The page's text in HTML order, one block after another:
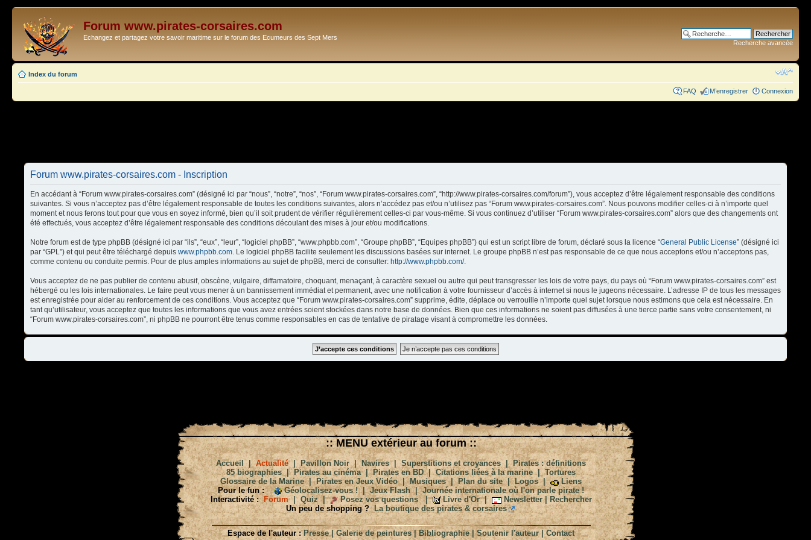
Forum www.pirates-corsaires.com
Echangez et partagez votre savoir maritime sur le forum des Ecumeurs des Sept Mers
Recherche avancée
Index du forum
FAQ M’enregistrer Connexion
Forum www.pirates-corsaires.com - Inscription
En accédant à “Forum www.pirates-corsaires.com” (désigné ici par “nous”, “notre”, “nos”, “Forum www.pirates-corsaires.com”, “http://www.pirates-corsaires.com/forum”), vous acceptez d’être légalement responsable des conditions
suivantes. Si vous n’acceptez pas d’être légalement responsable de toutes les conditions suivantes, alors n’accédez pas et/ou n’utilisez pas “Forum www.pirates-corsaires.com”. Nous pouvons modifier celles-ci à n’importe quel
moment et nous ferons tout pour que vous en soyez informé, bien qu’il soit prudent de vérifier régulièrement celles-ci par vous-même. Si vous continuez d’utiliser “Forum www.pirates-corsaires.com” alors que des changements ont
été effectués, vous acceptez d’être légalement responsable des conditions découlant des mises à jour et/ou modifications.
Notre forum est de type phpBB (désigné ici par “ils”, “eux”, “leur”, “logiciel phpBB”, “www.phpbb.com”, “Groupe phpBB”, “Equipes phpBB”) qui est un script libre de forum, déclaré sous la licence “General Public License” (désigné ici
par “GPL”) et qui peut être téléchargé depuis www.phpbb.com. Le logiciel phpBB facilite seulement les discussions basées sur internet. Le groupe phpBB n’est pas responsable de ce que nous acceptons et/ou n’acceptons pas,
comme contenu ou conduite permis. Pour de plus amples informations au sujet de phpBB, merci de consulter: http://www.phpbb.com/.
Vous acceptez de ne pas publier de contenu abusif, obscène, vulgaire, diffamatoire, choquant, menaçant, à caractère sexuel ou autre qui peut transgresser les lois de votre pays, du pays où “Forum www.pirates-corsaires.com” est
hébergé ou les lois internationales. Le faire peut vous mener à un bannissement immédiat et permanent, avec une notification à votre fournisseur d’accès à internet si nous le jugeons nécessaire. L’adresse IP de tous les messages
est enregistrée pour aider au renforcement de ces conditions. Vous acceptez que “Forum www.pirates-corsaires.com” supprime, édite, déplace ou verrouille n’importe quel sujet lorsque nous estimons que cela est nécessaire. En
tant qu’utilisateur, vous acceptez que toutes les informations que vous avez entrées soient stockées dans notre base de données. Bien que ces informations ne soient pas diffusées à une tierce partie sans votre consentement, ni
“Forum www.pirates-corsaires.com”, ni phpBB ne pourront être tenus comme responsables en cas de tentative de piratage visant à compromettre les données.
:: MENU extérieur au forum ::
Accueil |Actualité|Pavillon Noir|Navires|Superstitions et croyances|Pirates : définitions
85 biographies| Pirates au cinéma|Pirates en BD|Citations liées à la marine|Tortures
Glossaire de la Marine|Pirates en Jeux Vidéo|Musiques|Plan du site|Logos|
Liens
Pour le fun :
Géolocalisez-vous !|Jeux Flash|Journée internationale où l'on parle pirate !
Interactivité : Forum| Quiz| Posez vos questions| Livre d'Or| Newsletter| Rechercher
Un peu de shopping ?
La boutique des pirates & corsaires
Espace de l'auteur : Presse|Galerie de peintures|Bibliographie|Soutenir l'auteur|Contact